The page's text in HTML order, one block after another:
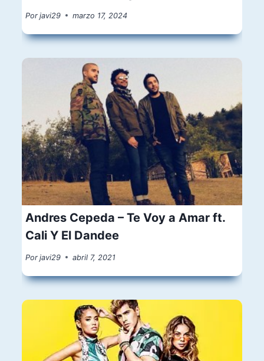
Por javi29 marzo 17, 2024
Andres Cepeda – Te Voy a Amar ft.
Cali Y El Dandee
Por javi29 abril 7, 2021